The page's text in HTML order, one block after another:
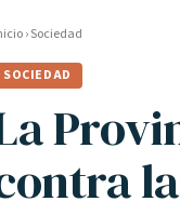
›Sociedad
SOCIEDAD